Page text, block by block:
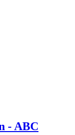
- ABC